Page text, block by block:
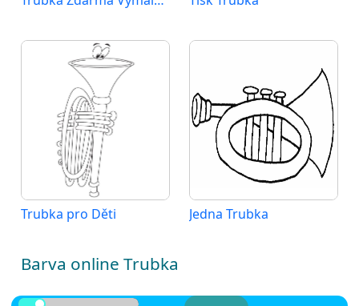
Trubka pro Děti Jedna Trubka
Barva online Trubka